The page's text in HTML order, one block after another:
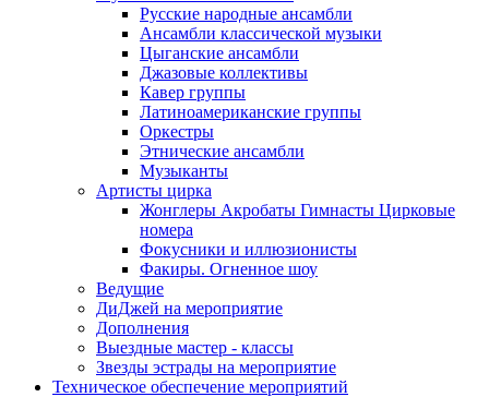
Русские народные ансамбли
Ансамбли классической музыки
Цыганские ансамбли
Джазовые коллективы
Кавер группы
Латиноамериканские группы
Оркестры
Этнические ансамбли
Музыканты
Артисты цирка
Жонглеры Акробаты Гимнасты Цирковые
номера
Фокусники и иллюзионисты
Факиры. Огненное шоу
Ведущие
ДиДжей на мероприятие
Дополнения
Выездные мастер - классы
Звезды эстрады на мероприятие
Техническое обеспечение мероприятий